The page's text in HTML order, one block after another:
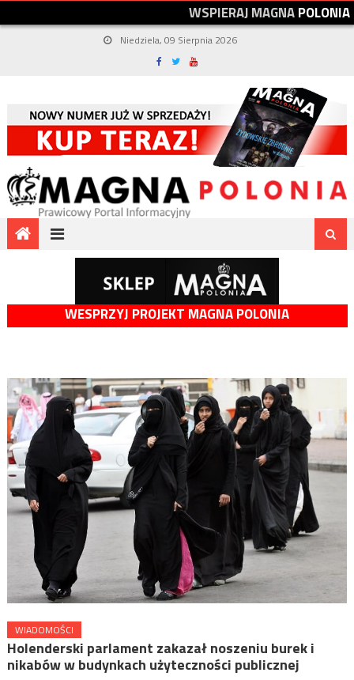
WSPIERAJMAGNAPOLONIA
Niedziela, 09 Sierpnia 2026
WESPRZYJ PROJEKT MAGNA POLONIA
WIADOMOŚCI
Holenderski parlament zakazał noszeniu burek i
nikabów w budynkach użyteczności publicznej